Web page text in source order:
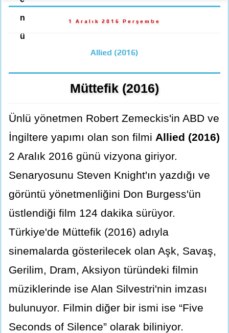
n
ü
1 Aralık 2016 Perşembe
Allied (2016)
Müttefik (2016)
Ünlü yönetmen Robert Zemeckis'in ABD ve
İngiltere yapımı olan son filmi Allied (2016)
2 Aralık 2016 günü vizyona giriyor.
Senaryosunu Steven Knight'ın yazdığı ve
görüntü yönetmenliğini Don Burgess'ün
üstlendiği film 124 dakika sürüyor.
Türkiye'de Müttefik (2016) adıyla
sinemalarda gösterilecek olan Aşk, Savaş,
Gerilim, Dram, Aksiyon türündeki filmin
müziklerinde ise Alan Silvestri'nin imzası
bulunuyor. Filmin diğer bir ismi ise “Five
Seconds of Silence” olarak biliniyor.